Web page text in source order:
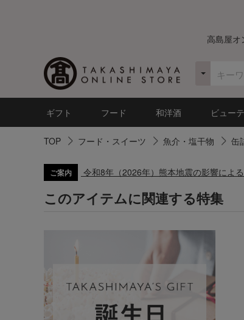
高島屋オ
ギフト フード 和洋酒 ビュー
TOP フード・スイーツ 魚介・塩干物 缶
ご案内 令和8年（2026年）熊本地震の影響によ
このアイテムに関連する特集